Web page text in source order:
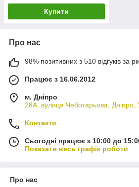
Купити
Про нас
98% позитивних з 510 відгуків за
Працює з 16.06.2012
м. Дніпро
28А, вулиця Чеботарьова, Дніпро,
Контакти
Сьогодні працює з 10:00 до
Показати весь графік роботи
Про нас